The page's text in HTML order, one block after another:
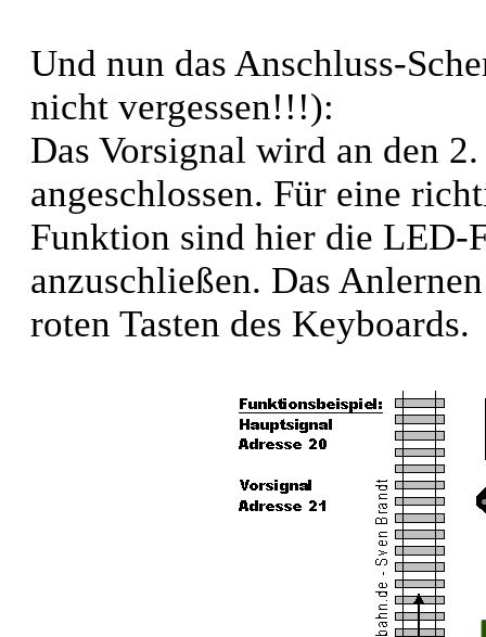
Und nun das Anschluss-
nicht vergessen!!!):
Das Vorsignal wird an den
angeschlossen. Für eine
Funktion sind hier die LED-
anzuschließen. Das
roten Tasten des Keyboards.